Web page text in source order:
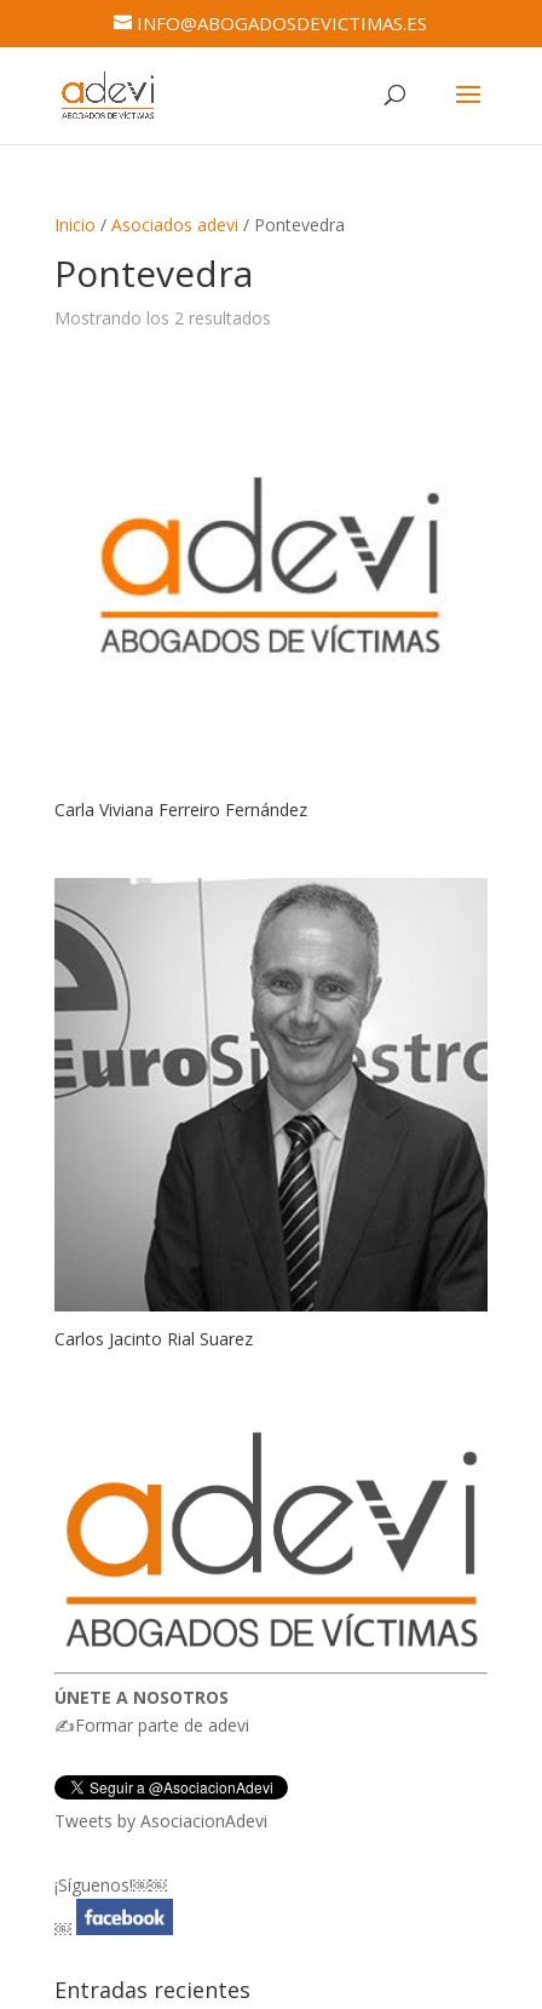
INFO@ABOGADOSDEVICTIMAS.ES
Inicio / Asociados adevi / Pontevedra
Pontevedra
Mostrando los 2 resultados
Carla Viviana Ferreiro Fernández
Carlos Jacinto Rial Suarez
ÚNETE A NOSOTROS
✍Formar parte de adevi
Tweets by AsociacionAdevi
¡Síguenos!￼￼
￼
Entradas recientes